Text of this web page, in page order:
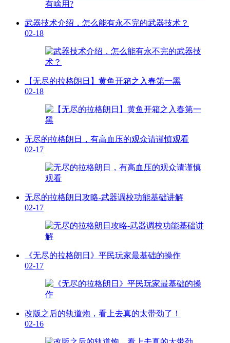
武器技术介绍，怎么能有永不完的武器技术？
02-18
【无尽的拉格朗日】黄鱼开箱之入春第一黑
02-18
无尽的拉格朗日，有高血压的观众请谨慎观看
02-17
无尽的拉格朗日攻略-武器调校功能基础讲解
02-17
《无尽的拉格朗日》平民玩家最基础的操作
02-17
改版之后的轨道炮，看上去真的太带劲了！
02-16